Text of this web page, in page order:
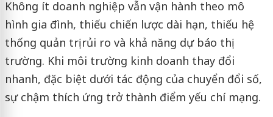
Không ít doanh nghiệp vẫn vận hành theo mô
hình gia đình, thiếu chiến lược dài hạn, thiếu hệ
thống quản trị rủi ro và khả năng dự báo thị
trường. Khi môi trường kinh doanh thay đổi
nhanh, đặc biệt dưới tác động của chuyển đổi số,
sự chậm thích ứng trở thành điểm yếu chí mạng.